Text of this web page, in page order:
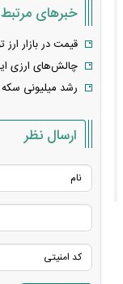
خبرهای مرتبط
قیمت در بازار
چالش‌های ارزی
رشد میلیونی سکه فقط
ارسال نظر